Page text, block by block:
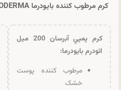
کرم مرطوب کننده بایودرما BIODERMA مدل اتودرم
کرم پمپي آبرسان 200 ميل
اتودرم بايودرما:
مرطوب کننده پوست
خشک